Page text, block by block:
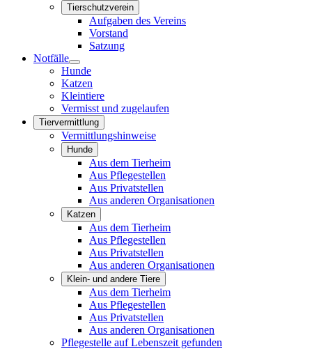
Tierschutzverein
Aufgaben des Vereins
Vorstand
Satzung
Notfälle
Hunde
Katzen
Kleintiere
Vermisst und zugelaufen
Tiervermittlung
Vermittlungshinweise
Hunde
Aus dem Tierheim
Aus Pflegestellen
Aus Privatstellen
Aus anderen Organisationen
Katzen
Aus dem Tierheim
Aus Pflegestellen
Aus Privatstellen
Aus anderen Organisationen
Klein- und andere Tiere
Aus dem Tierheim
Aus Pflegestellen
Aus Privatstellen
Aus anderen Organisationen
Pflegestelle auf Lebenszeit gefunden